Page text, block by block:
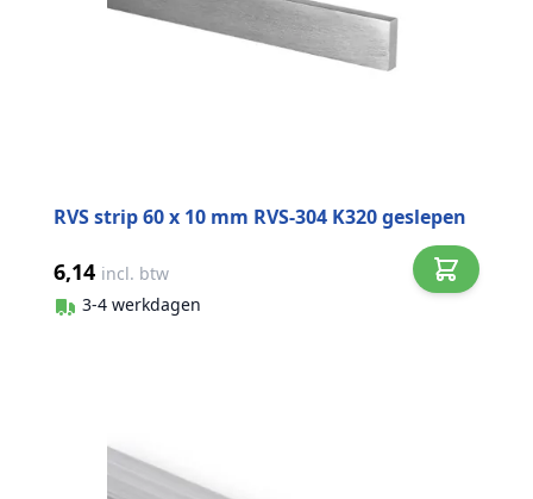
RVS strip 60 x 10 mm RVS-304 K320 geslepen
6,14 incl. btw
3-4 werkdagen